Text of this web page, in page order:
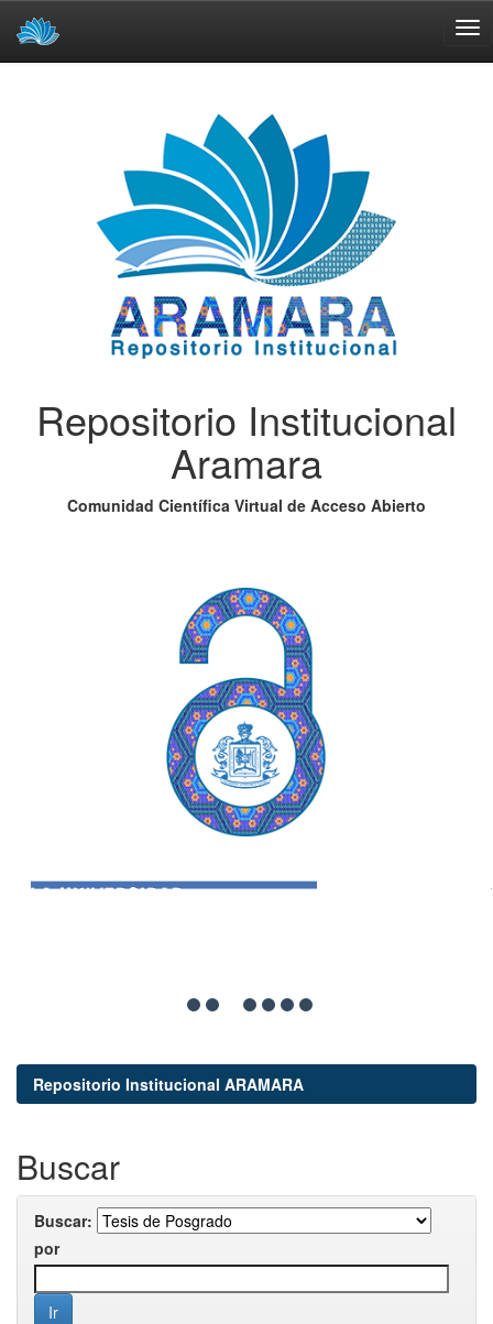
Repositorio Institucional
Aramara
Comunidad Científica Virtual de Acceso Abierto
Repositorio Institucional ARAMARA
Buscar
Buscar:
por